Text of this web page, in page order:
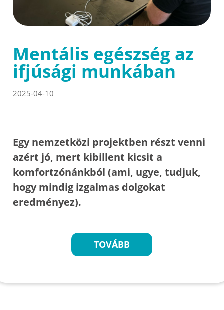
Mentális egészség az
ifjúsági munkában
2025-04-10
Egy nemzetközi projektben részt venni
azért jó, mert kibillent kicsit a
komfortzónánkból (ami, ugye, tudjuk,
hogy mindig izgalmas dolgokat
eredményez).
TOVÁBB